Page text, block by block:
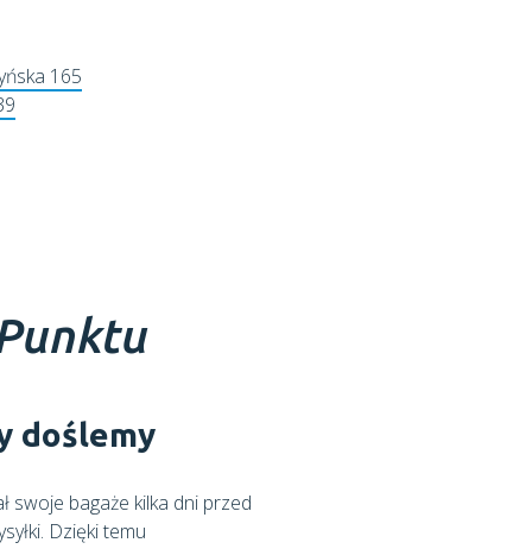
165
doślemy
swoje bagaże kilka dni przed
Dzięki temu